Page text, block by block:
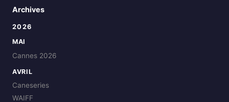
Archives
2026
MAI
Cannes 2026
AVRIL
Caneseries
WAIFF